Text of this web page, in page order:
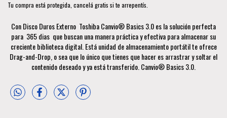
Tu compra está protegida, cancelá gratis si te arrepentís.
Con Disco Duros Externo Toshiba Canvio® Basics 3.0 es la solución perfecta
para 365 dias que buscan una manera práctica y efectiva para almacenar su
creciente biblioteca digital. Está unidad de almacenamiento portátil te ofrece
Drag-and-Drop, o sea que lo único que tienes que hacer es arrastrar y soltar el
contenido deseado y ya está transferido. Canvio® Basics 3.0.